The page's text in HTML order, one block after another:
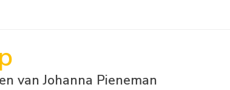
van Johanna Pieneman